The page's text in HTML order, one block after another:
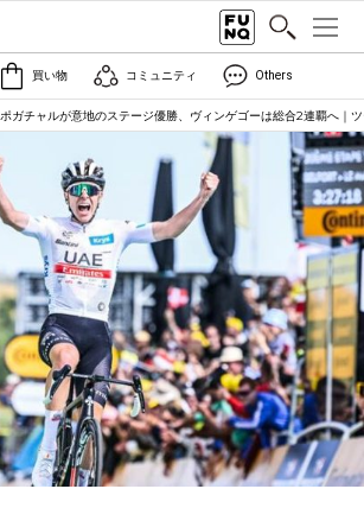
買い物 コミュニティ Others
ポガチャルが意地のステージ優勝、ヴィンゲゴーは総合2連覇へ｜